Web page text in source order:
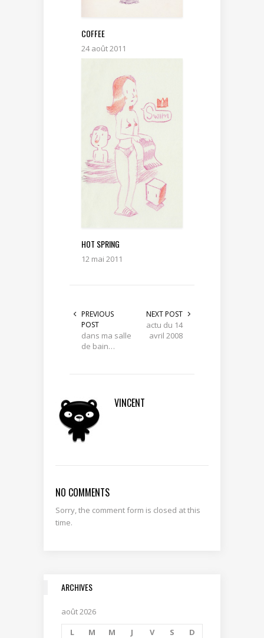
COFFEE
24 août 2011
HOT SPRING
12 mai 2011
PREVIOUS
POST
dans ma salle
de bain…
NEXT POST
actu du 14
avril 2008
VINCENT
NO COMMENTS
Sorry, the comment form is closed at this
time.
ARCHIVES
août 2026
L
M M J V S
D